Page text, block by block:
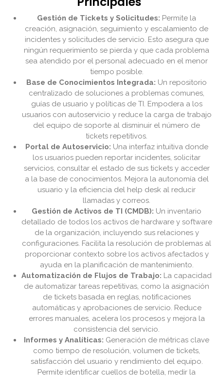
Gestión de Tickets y Solicitudes: Permite la
creación, asignación, seguimiento y escalamiento de
incidentes y solicitudes de servicio. Esto asegura que
ningún requerimiento se pierda y que cada problema
sea atendido por el personal adecuado en el menor
tiempo posible.
Base de Conocimientos Integrada: Un repositorio
centralizado de soluciones a problemas comunes,
guías de usuario y políticas de TI. Empodera a los
usuarios con autoservicio y reduce la carga de trabajo
del equipo de soporte al disminuir el número de
tickets repetitivos.
Portal de Autoservicio: Una interfaz intuitiva donde
los usuarios pueden reportar incidentes, solicitar
servicios, consultar el estado de sus tickets y acceder
a la base de conocimientos. Mejora la autonomía del
usuario y la eficiencia del help desk al reducir
llamadas y correos.
Gestión de Activos de TI (CMDB): Un inventario
detallado de todos los activos de hardware y software
de la organización, incluyendo sus relaciones y
configuraciones. Facilita la resolución de problemas al
proporcionar contexto sobre los activos afectados y
ayuda en la planificación de mantenimiento.
Automatización de Flujos de Trabajo: La capacidad
de automatizar tareas repetitivas, como la asignación
de tickets basada en reglas, notificaciones
automáticas y aprobaciones de servicio. Reduce
errores manuales, acelera los procesos y mejora la
consistencia del servicio.
Informes y Analíticas: Generación de métricas clave
como tiempo de resolución, volumen de tickets,
satisfacción del usuario y rendimiento del equipo.
Permite identificar cuellos de botella, medir la